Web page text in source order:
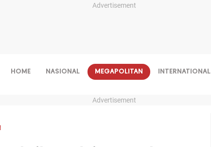
Advertisement
HOME NASIONAL MEGAPOLITAN INTERNATIONAL
Advertisement